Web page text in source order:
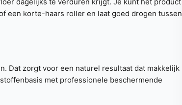
een korte-haars roller en laat goed drogen tussen
Dat zorgt voor een naturel resultaat dat makkelijk
met professionele beschermende